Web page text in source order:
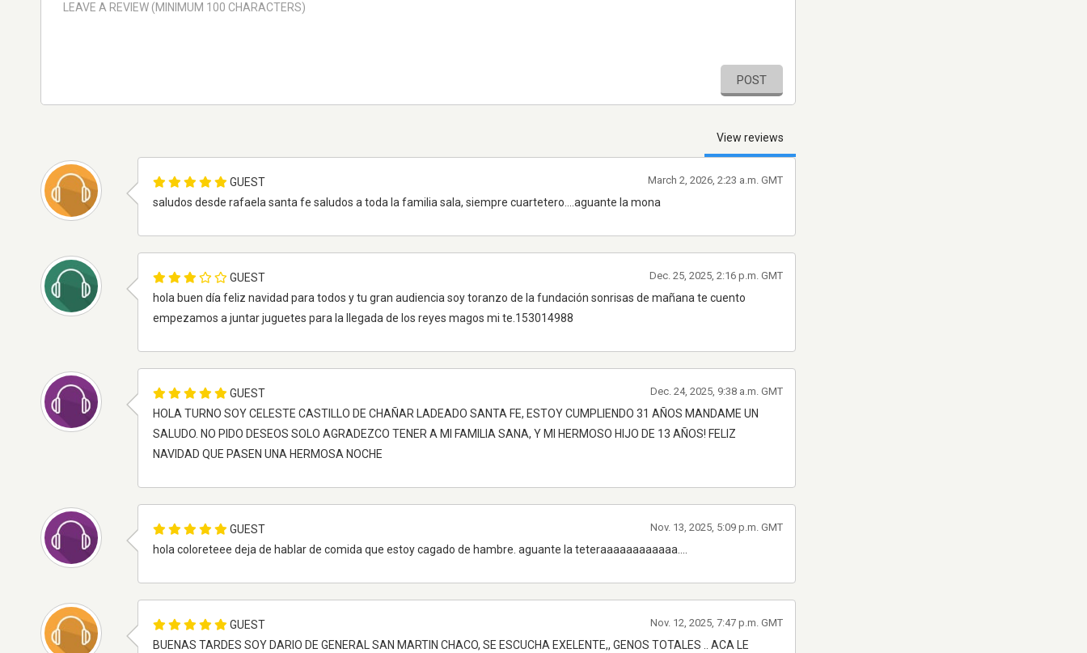
POST
View reviews
GUEST
saludos desde rafaela santa fe saludos a toda la familia sala, siempre cuartetero....aguante la mona
March 2, 2026, 2:23 a.m. GMT
GUEST
hola buen día feliz navidad para todos y tu gran audiencia soy toranzo de la fundación sonrisas de mañana te cuento
empezamos a juntar juguetes para la llegada de los reyes magos mi te.153014988
Dec. 25, 2025, 2:16 p.m. GMT
GUEST
HOLA TURNO SOY CELESTE CASTILLO DE CHAÑAR LADEADO SANTA FE, ESTOY CUMPLIENDO 31 AÑOS MANDAME UN
SALUDO. NO PIDO DESEOS SOLO AGRADEZCO TENER A MI FAMILIA SANA, Y MI HERMOSO HIJO DE 13 AÑOS! FELIZ
NAVIDAD QUE PASEN UNA HERMOSA NOCHE
Dec. 24, 2025, 9:38 a.m. GMT
GUEST
hola coloreteee deja de hablar de comida que estoy cagado de hambre. aguante la teteraaaaaaaaaaaa....
Nov. 13, 2025, 5:09 p.m. GMT
GUEST
BUENAS TARDES SOY DARIO DE GENERAL SAN MARTIN CHACO, SE ESCUCHA EXELENTE,, GENOS TOTALES .. ACA LE
Nov. 12, 2025, 7:47 p.m. GMT